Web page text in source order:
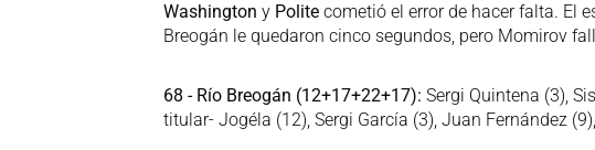
Washington y Polite cometió el error de hacer falta. El
Breogán le quedaron cinco segundos, pero Momirov
68 - Río Breogán (12+17+22+17): Sergi Quintena (3),
titular- Jogéla (12), Sergi García (3), Juan Fernández